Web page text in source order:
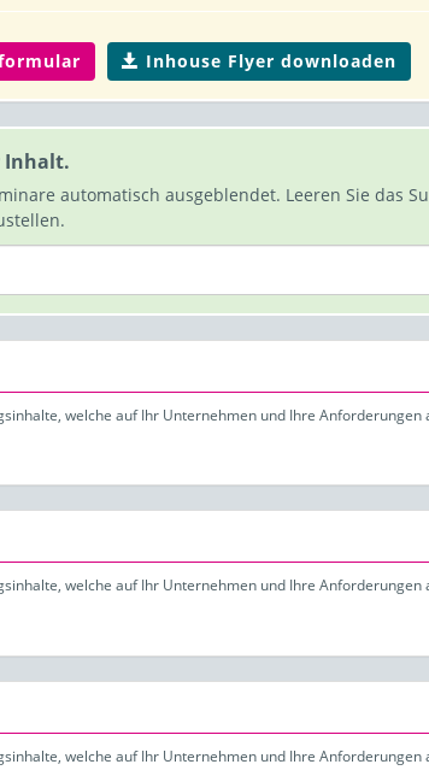
Inhouse Flyer downloaden
Inhalt.
automatisch ausgeblendet. Leeren Sie das
welche auf Ihr Unternehmen und Ihre Anforderungen
welche auf Ihr Unternehmen und Ihre Anforderungen
welche auf Ihr Unternehmen und Ihre Anforderungen